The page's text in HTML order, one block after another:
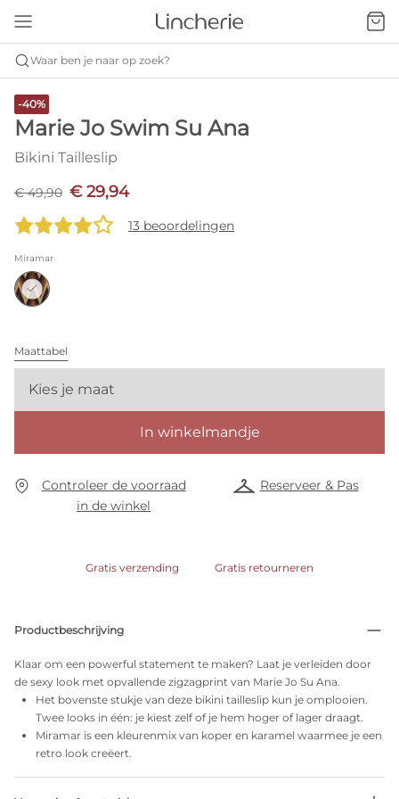
Waar ben je naar op zoek?
-40%
Marie Jo Swim Su Ana
Bikini Tailleslip
€ 49,90 € 29,94
13 beoordelingen
Miramar
Maattabel
Kies je maat
In winkelmandje
Controleer de voorraad
in de winkel
Reserveer & Pas
Gratis verzending Gratis retourneren
Productbeschrijving
Klaar om een powerful statement te maken? Laat je verleiden door
de sexy look met opvallende zigzagprint van Marie Jo Su Ana.
Het bovenste stukje van deze bikini tailleslip kun je omplooien.
Twee looks in één: je kiest zelf of je hem hoger of lager draagt.
Miramar is een kleurenmix van koper en karamel waarmee je een
retro look creëert.